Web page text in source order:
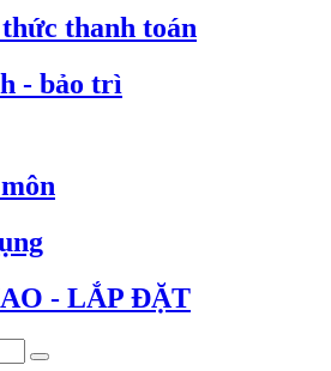
thanh toán
- bảo trì
- LẮP ĐẶT